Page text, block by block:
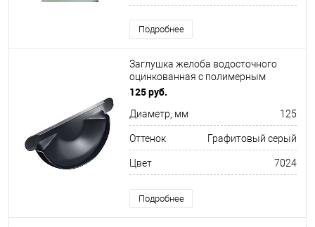
Подробнее
Заглушка желоба водосточного
оцинкованная с полимерным
покрытием Grand Line Optima
125 руб.
Диаметр, мм 125
Оттенок Графитовый серый
Цвет 7024
Подробнее